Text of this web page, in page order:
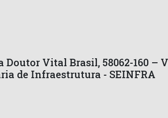
Vital Brasil, 58062-160 –
de Infraestrutura - SEINFRA